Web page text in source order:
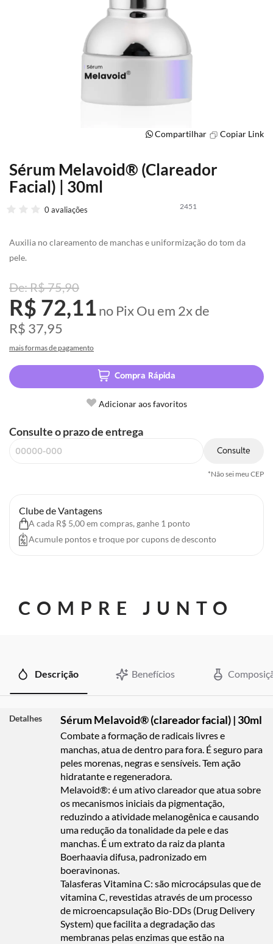
Sérum Melavoid® (Clareador
Facial) | 30ml
2451
0 avaliações
Auxilia no clareamento de manchas e uniformização do tom da
pele.
R$ 75,90
R$ 72,11no PixOu em 2xde
R$ 37,95
mais formas de pagamento
Compra Rápida
Adicionar aos favoritos
Consulte o prazo de entrega
Consulte
*Não sei meu CEP
Clube de Vantagens
A cada R$ 5,00 em compras, ganhe 1 ponto
Acumule pontos e troque por cupons de desconto
Compartilhar Copiar Link
Saltar
para
o
de
COMPRE JUNTO
Descrição Benefícios
Detalhes Sérum Melavoid® (clareador facial) | 30ml
Combate a formação de radicais livres e
manchas, atua de dentro para fora. É seguro para
peles morenas, negras e sensíveis. Tem ação
hidratante e regeneradora.
Melavoid®: é um ativo clareador que atua sobre
os mecanismos iniciais da pigmentação,
reduzindo a atividade melanogênica e causando
uma redução da tonalidade da pele e das
manchas. É um extrato da raiz da planta
Boerhaavia difusa, padronizado em
boeravinonas.
Talasferas Vitamina C: são microcápsulas que de
vitamina C, revestidas através de um processo
de microencapsulação Bio-DDs (Drug Delivery
System) que facilita a degradação das
membranas pelas enzimas que estão na